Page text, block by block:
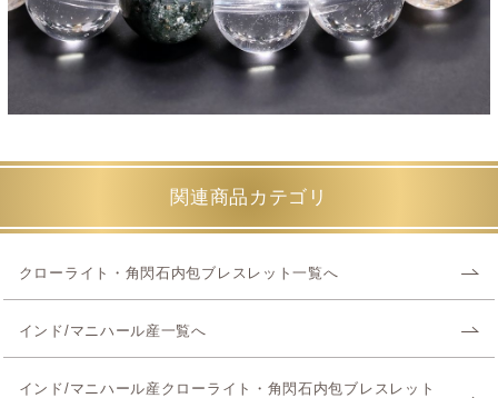
関連商品カテゴリ
クローライト・角閃石内包ブレスレット一覧へ
インド/マニハール産一覧へ
インド/マニハール産クローライト・角閃石内包ブレスレット